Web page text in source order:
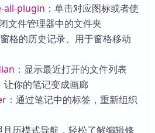
all-plugin ：单击对应图标或者使
文件管理器中的文件夹
格的历史记录、用于窗格移动
：显示最近打开的文件列表
让你的笔记变成画廊
：通过笔记中的标签，重新组织
月历模式导航，轻松了解编辑修